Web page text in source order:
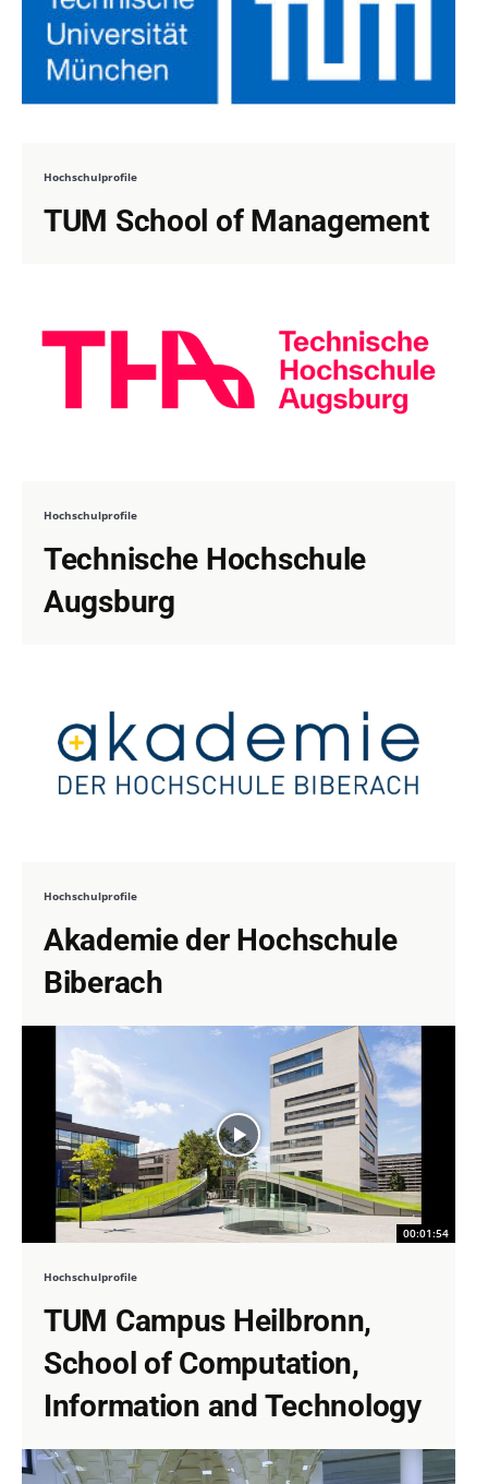
Hochschulprofile
TUM School of Management
Hochschulprofile
Technische Hochschule
Augsburg
Hochschulprofile
Akademie der Hochschule
Biberach
00:01:54
Hochschulprofile
TUM Campus Heilbronn,
School of Computation,
Information and Technology